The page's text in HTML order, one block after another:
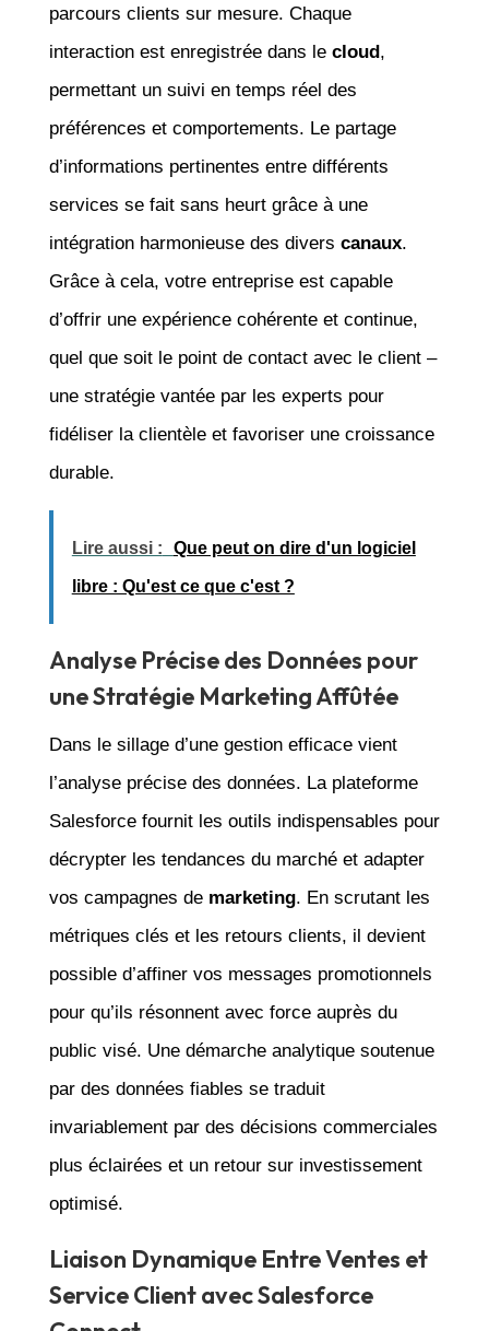
parcours clients sur mesure. Chaque
interaction est enregistrée dans le cloud,
permettant un suivi en temps réel des
préférences et comportements. Le partage
d’informations pertinentes entre différents
services se fait sans heurt grâce à une
intégration harmonieuse des divers canaux.
Grâce à cela, votre entreprise est capable
d’offrir une expérience cohérente et continue,
quel que soit le point de contact avec le client –
une stratégie vantée par les experts pour
fidéliser la clientèle et favoriser une croissance
durable.
Lire aussi : Que peut on dire d'un logiciel
libre : Qu'est ce que c'est ?
Analyse Précise des Données pour
une Stratégie Marketing Affûtée
Dans le sillage d’une gestion efficace vient
l’analyse précise des données. La plateforme
Salesforce fournit les outils indispensables pour
décrypter les tendances du marché et adapter
vos campagnes de marketing. En scrutant les
métriques clés et les retours clients, il devient
possible d’affiner vos messages promotionnels
pour qu’ils résonnent avec force auprès du
public visé. Une démarche analytique soutenue
par des données fiables se traduit
invariablement par des décisions commerciales
plus éclairées et un retour sur investissement
optimisé.
Liaison Dynamique Entre Ventes et
Service Client avec Salesforce